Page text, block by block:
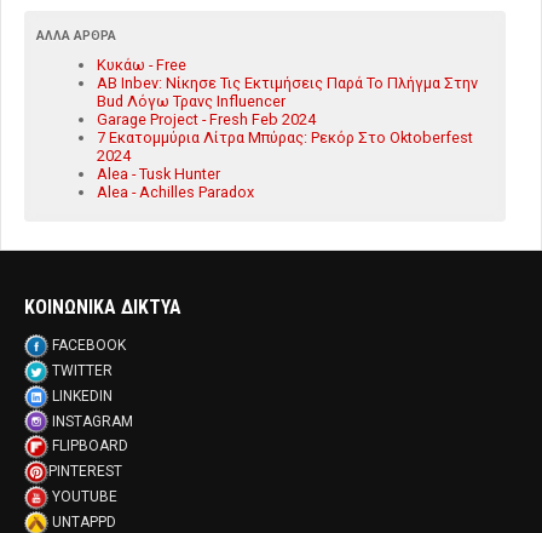
ΆΛΛΑ ΆΡΘΡΑ
Κυκάω - Free
AB Inbev: Νίκησε Τις Εκτιμήσεις Παρά Το Πλήγμα Στην
Bud Λόγω Τρανς Influencer
Garage Project - Fresh Feb 2024
7 Εκατομμύρια Λίτρα Μπύρας: Ρεκόρ Στο Oktoberfest
2024
Alea - Tusk Hunter
Alea - Achilles Paradox
ΚΟΙΝΩΝΙΚΑ ΔΙΚΤΥΑ
FACEBOOK
TWITTER
LINKEDIN
INSTAGRAM
FLIPBOARD
PINTEREST
YOUTUBE
UNTAPPD